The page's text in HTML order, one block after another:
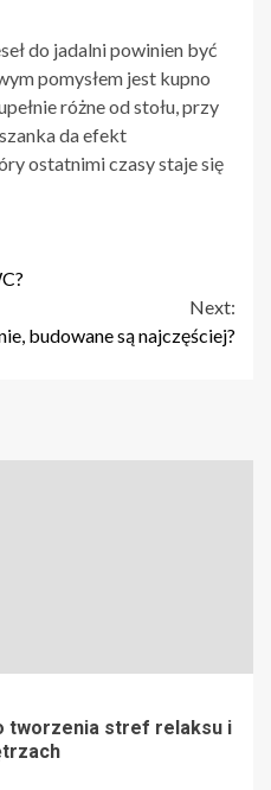
do jadalni powinien być
pomysłem jest kupno
różne od stołu, przy
da efekt
ostatnimi czasy staje się
Next:
budowane są najczęściej?
tworzenia stref relaksu i